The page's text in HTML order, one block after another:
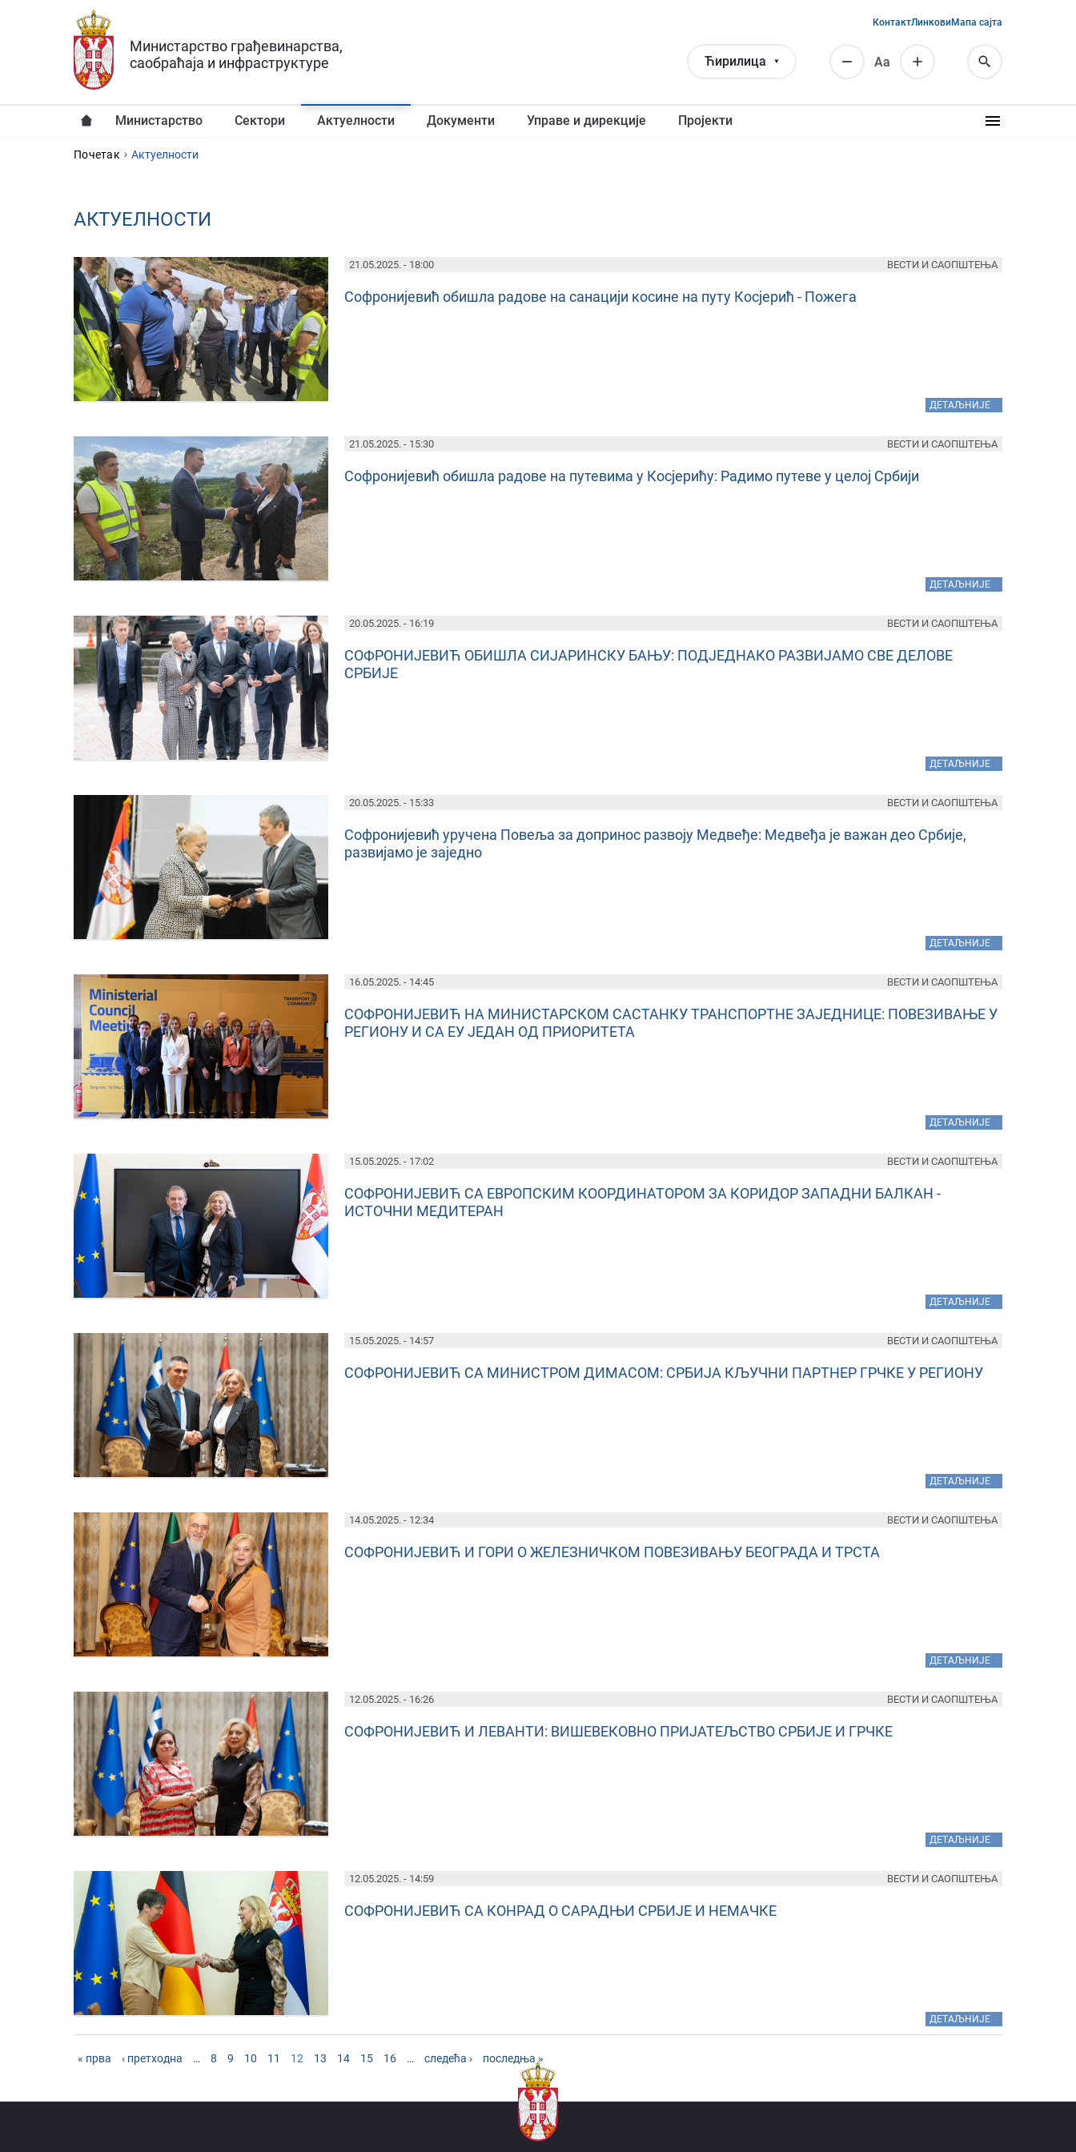
Прескочи на главни део садржаја
Министарство грађевинарства,
саобраћаја и инфраструктуре
Ћирилица Аа
КонтактЛинковиМапа сајта
Министарство Сектори Актуелности Документи Управе и дирекције Пројекти
YOU ARE HERE
Почетак Aктуелности
AКТУЕЛНОСТИ
21.05.2025. - 18:00
Софронијевић обишла радове на санацији косине на путу Косјерић - Пожега
ДЕТАЉНИЈЕ
ВЕСТИ И САОПШТЕЊА
21.05.2025. - 15:30
Софронијевић обишла радове на путевима у Косјерићу: Радимо путеве у целој Србији
ДЕТАЉНИЈЕ
ВЕСТИ И САОПШТЕЊА
20.05.2025. - 16:19
СОФРОНИЈЕВИЋ ОБИШЛА СИЈАРИНСКУ БАЊУ: ПОДЈЕДНАКО РАЗВИЈАМО СВЕ ДЕЛОВЕ
СРБИЈЕ
ДЕТАЉНИЈЕ
ВЕСТИ И САОПШТЕЊА
20.05.2025. - 15:33
Софронијевић уручена Повеља за допринос развоју Медвеђе: Медвеђа је важан део Србије,
развијамо је заједно
ДЕТАЉНИЈЕ
ВЕСТИ И САОПШТЕЊА
16.05.2025. - 14:45
СОФРОНИЈЕВИЋ НА МИНИСТАРСКОМ САСТАНКУ ТРАНСПОРТНЕ ЗАЈЕДНИЦЕ: ПОВЕЗИВАЊЕ У
РЕГИОНУ И СА ЕУ ЈЕДАН ОД ПРИОРИТЕТА
ДЕТАЉНИЈЕ
ВЕСТИ И САОПШТЕЊА
15.05.2025. - 17:02
СОФРОНИЈЕВИЋ СА ЕВРОПСКИМ КООРДИНАТОРОМ ЗА КОРИДОР ЗАПАДНИ БАЛКАН -
ИСТОЧНИ МЕДИТЕРАН
ДЕТАЉНИЈЕ
ВЕСТИ И САОПШТЕЊА
15.05.2025. - 14:57
СОФРОНИЈЕВИЋ СА МИНИСТРОМ ДИМАСОМ: СРБИЈА КЉУЧНИ ПАРТНЕР ГРЧКЕ У РЕГИОНУ
ДЕТАЉНИЈЕ
ВЕСТИ И САОПШТЕЊА
14.05.2025. - 12:34
СОФРОНИЈЕВИЋ И ГОРИ О ЖЕЛЕЗНИЧКОМ ПОВЕЗИВАЊУ БЕОГРАДА И ТРСТА
ДЕТАЉНИЈЕ
ВЕСТИ И САОПШТЕЊА
12.05.2025. - 16:26
СОФРОНИЈЕВИЋ И ЛЕВАНТИ: ВИШЕВЕКОВНО ПРИЈАТЕЉСТВО СРБИЈЕ И ГРЧКЕ
ДЕТАЉНИЈЕ
ВЕСТИ И САОПШТЕЊА
12.05.2025. - 14:59
СОФРОНИЈЕВИЋ СА КОНРАД О САРАДЊИ СРБИЈЕ И НЕМАЧКЕ
ДЕТАЉНИЈЕ
ВЕСТИ И САОПШТЕЊА
PAGES
« прва ‹ претходна … 8 9 10 11 12 13 14 15 16 … следећа › последња »